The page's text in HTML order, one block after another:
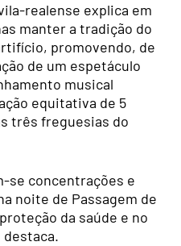
realense explica em
manter a tradição do
promovendo, de
de um espetáculo
musical
equitativa de 5
três freguesias do
se concentrações e
noite de Passagem de
da saúde e no
destaca.